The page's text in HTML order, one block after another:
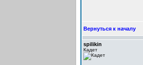
Вернуться к началу
spilikin
Кадет